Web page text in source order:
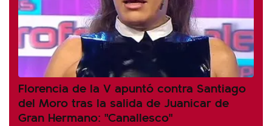
Florencia de la V apuntó contra Santiago
del Moro tras la salida de Juanicar de
Gran Hermano: "Canallesco"